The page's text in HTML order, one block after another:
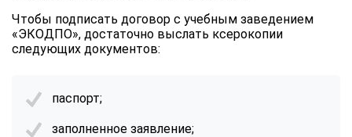
Чтобы подписать договор с учебным заведением
«ЭКОДПО», достаточно выслать ксерокопии
следующих документов:
паспорт;
заполненное заявление;